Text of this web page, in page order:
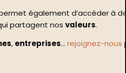
également d’accéder à
partagent nosvaleurs.
, entreprises…rejoignez-nous